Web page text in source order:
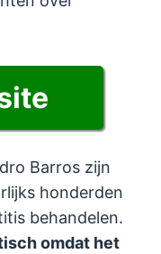
Barros zijn
honderden
behandelen.
omdat het